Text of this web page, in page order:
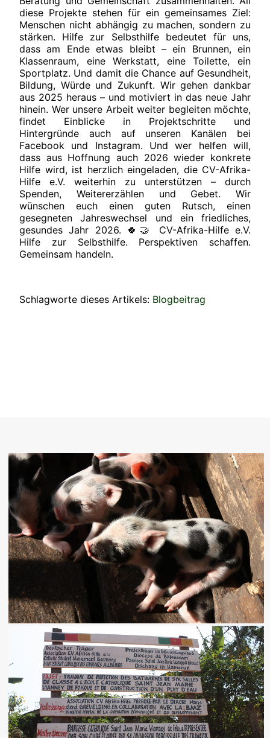
diese Projekte stehen für ein gemeinsames Ziel:
Menschen nicht abhängig zu machen, sondern zu
stärken. Hilfe zur Selbsthilfe bedeutet für uns,
dass am Ende etwas bleibt – ein Brunnen, ein
Klassenraum, eine Werkstatt, eine Toilette, ein
Sportplatz. Und damit die Chance auf Gesundheit,
Bildung, Würde und Zukunft. Wir gehen dankbar
aus 2025 heraus – und motiviert in das neue Jahr
hinein. Wer unsere Arbeit weiter begleiten möchte,
findet Einblicke in Projektschritte und
Hintergründe auch auf unseren Kanälen bei
Facebook und Instagram. Und wer helfen will,
dass aus Hoffnung auch 2026 wieder konkrete
Hilfe wird, ist herzlich eingeladen, die CV-Afrika-
Hilfe e.V. weiterhin zu unterstützen – durch
Spenden, Weitererzählen und Gebet. Wir
wünschen euch einen guten Rutsch, einen
gesegneten Jahreswechsel und ein friedliches,
gesundes Jahr 2026. 🍀🤝 CV-Afrika-Hilfe e.V.
Hilfe zur Selbsthilfe. Perspektiven schaffen.
Gemeinsam handeln.
Schlagworte dieses Artikels: Blogbeitrag